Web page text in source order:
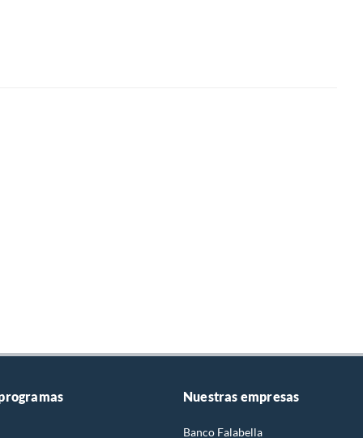
Nuestras empresas
Banco Falabella